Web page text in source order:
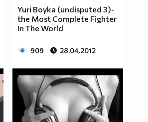
Yuri Boyka (undisputed 3)-
the Most Complete Fighter
In The World
909 28.04.2012